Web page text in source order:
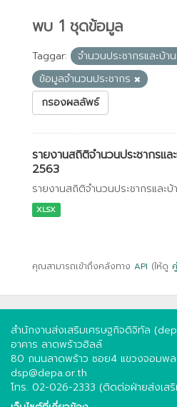
พบ 1 ชุดข้อมูล
Taggar:
จำนวนประชากรและบ้าน
ข้อมูลจำนวนประชากร
กรองผลลัพธ์
รายงานสถิติจำนวนประชากรแ
2563
รายงานสถิติจำนวนประชากรและ
XLSX
คุณสามารถเข้าถึงคลังทาง API (ให้ดู
สำนักงานส่งเสริมเศรษฐกิจดิจิทัล
อาคาร ลาดพร้าวฮิลล์
80 ถนนลาดพร้าว ซอย4 แขวงจอมพล
dsp@depa.or.th
โทร. 02-026-2333 (ติดต่อฝ่ายส่งเส